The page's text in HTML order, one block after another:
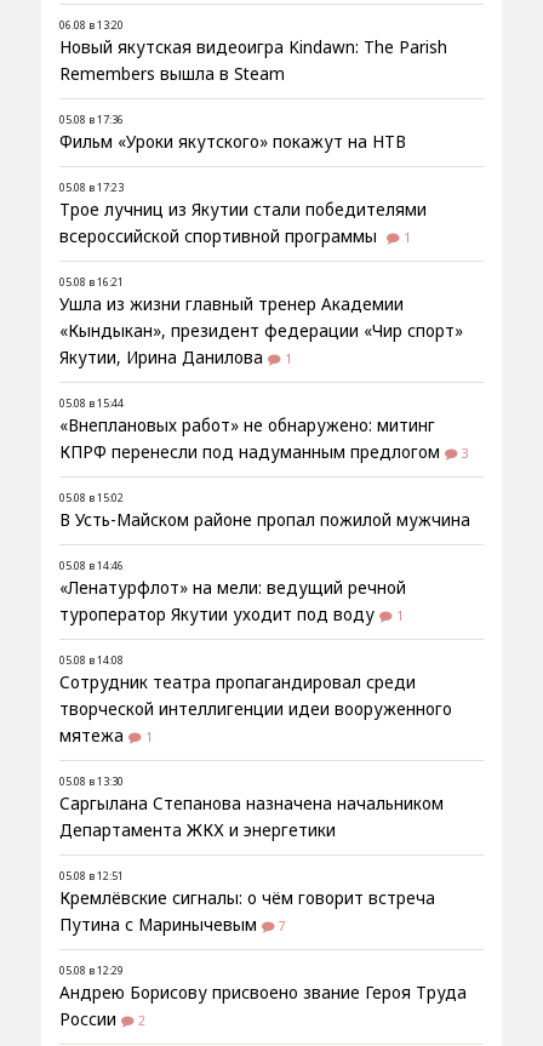
06.08 в 13:20
Новый якутская видеоигра Kindawn: The Parish
Remembers вышла в Steam
05.08 в 17:36
Фильм «Уроки якутского» покажут на НТВ
05.08 в 17:23
Трое лучниц из Якутии стали победителями
всероссийской спортивной программы
1
05.08 в 16:21
Ушла из жизни главный тренер Академии
«Кындыкан», президент федерации «Чир спорт»
Якутии, Ирина Данилова
1
05.08 в 15:44
«Внеплановых работ» не обнаружено: митинг
КПРФ перенесли под надуманным предлогом
3
05.08 в 15:02
В Усть-Майском районе пропал пожилой мужчина
05.08 в 14:46
«Ленатурфлот» на мели: ведущий речной
туроператор Якутии уходит под воду
1
05.08 в 14:08
Сотрудник театра пропагандировал среди
творческой интеллигенции идеи вооруженного
мятежа
1
05.08 в 13:30
Саргылана Степанова назначена начальником
Департамента ЖКХ и энергетики
05.08 в 12:51
Кремлёвские сигналы: о чём говорит встреча
Путина с Маринычевым
7
05.08 в 12:29
Андрею Борисову присвоено звание Героя Труда
России
2